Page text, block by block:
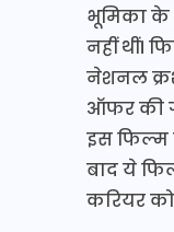
भूमिका के
नहीं थीं।
नेशनल
ऑफर की
इस फिल्म
बाद ये
करियर